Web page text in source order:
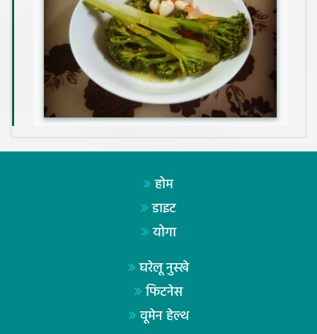
होम
डाइट
योगा
घरेलू नुस्खे
फिटनेस
वूमेन हेल्थ